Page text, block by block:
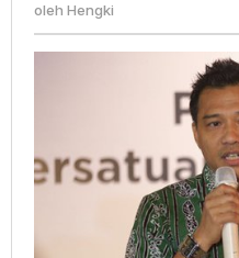
oleh Hengki